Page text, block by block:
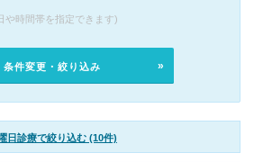
や時間帯を指定できます)
条件変更・絞り込み
日診療で絞り込む (10件)